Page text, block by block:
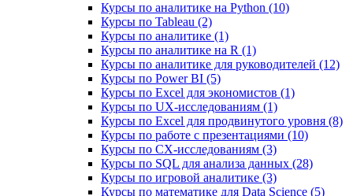
Курсы по аналитике на Python (10)
Курсы по Tableau (2)
Курсы по аналитике (1)
Курсы по аналитике на R (1)
Курсы по аналитике для руководителей (12)
Курсы по Power BI (5)
Курсы по Excel для экономистов (1)
Курсы по UX‑исследованиям (1)
Курсы по Excel для продвинутого уровня (8)
Курсы по работе с презентациями (10)
Курсы по CX-исследованиям (3)
Курсы по SQL для анализа данных (28)
Курсы по игровой аналитике (3)
Курсы по математике для Data Science (5)